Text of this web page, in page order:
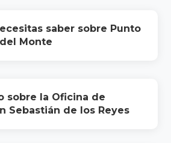
saber sobre Punto
Monte
sobre la Oficina de
Sebastián de los Reyes